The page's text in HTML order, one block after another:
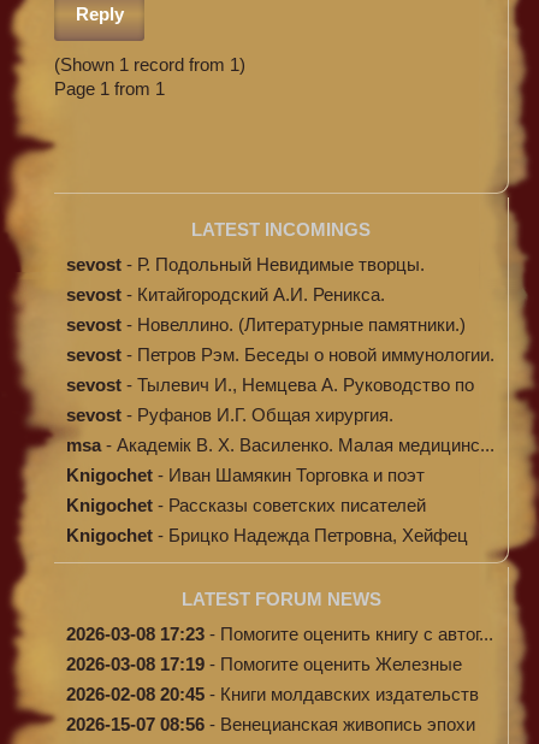
Reply
(Shown 1 record from 1)
Page 1 from 1
LATEST INCOMINGS
sevost - Р. Подольный Невидимые творцы.
sevost - Китайгородский А.И. Реникса.
sevost - Новеллино. (Литературные памятники.)
sevost - Петров Рэм. Беседы о новой иммунологии.
sevost - Тылевич И., Немцева А. Руководство по
ме...
sevost - Руфанов И.Г. Общая хирургия.
msa - Академік В. Х. Василенко. Малая медицинс...
Knigochet - Иван Шамякин Торговка и поэт
Knigochet - Рассказы советских писателей
Knigochet - Брицко Надежда Петровна, Хейфец
Аркадий ...
LATEST FORUM NEWS
2026-03-08 17:23 - Помогите оценить книгу с автог...
2026-03-08 17:19 - Помогите оценить Железные
доро...
2026-02-08 20:45 - Книги молдавских издательств
2026-15-07 08:56 - Венецианская живопись эпохи